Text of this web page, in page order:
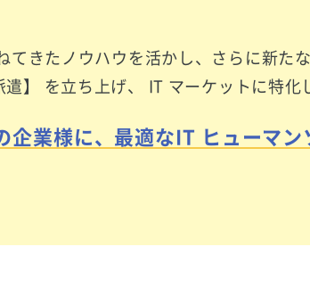
てきたノウハウを活かし、 さらに新た
】 を立ち上げ、 IT マーケットに特化
業様に、最適なIT ヒューマン